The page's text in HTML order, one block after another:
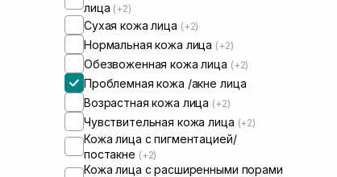
лица (+2)
Сухая кожа лица (+2)
Нормальная кожа лица (+2)
Обезвоженная кожа лица (+2)
Проблемная кожа /акне лица
Возрастная кожа лица (+2)
Чувствительная кожа лица (+2)
Кожа лица с пигментацией/
постакне (+2)
Кожа лица с расширенными порами